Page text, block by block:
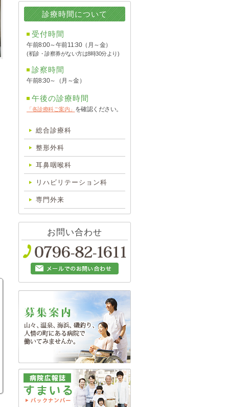
診療時間について
受付時間
午前8:00～午前11:30（月～金）
(初診・診察券がない方は8時30分より)
診察時間
午前8:30～（月～金）
午後の診療時間
「各診療科ご案内」 を確認ください。
総合診療科
整形外科
耳鼻咽喉科
リハビリテーション科
専門外来
お問い合わせ